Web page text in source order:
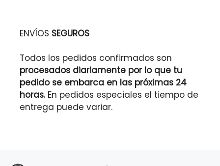
ENVÍOS SEGUROS
Todos los pedidos confirmados son
procesados diariamente por lo que tu
pedido se embarca en las próximas 24
horas.En pedidos especiales el tiempo de
entrega puede variar.